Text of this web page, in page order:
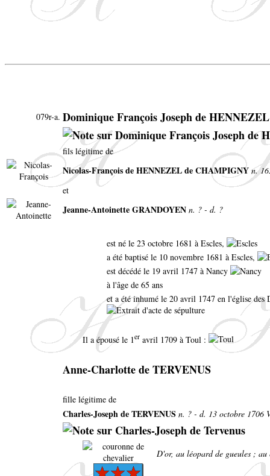
079r-a. Dominique François Joseph de
fils légitime de
Nicolas-François de HENNEZEL de CHAMPIGNY n.
et
Jeanne-Antoinette GRANDOYEN n. ? - d. ?
est né le 23 octobre 1681 à Escles,
a été baptisé le 10 novembre 1681 à Escles,
est décédé le 19 avril 1747 à Nancy
à l'âge de 65 ans
et a été inhumé le 20 avril 1747 en l'église des
Il a épousé le 1er avril 1709 à Toul :
Anne-Charlotte de TERVENUS
fille légitime de
Charles-Joseph de TERVENUS n. ? - d. 13 octobre 1706
D'or, au léopard de gueules ;